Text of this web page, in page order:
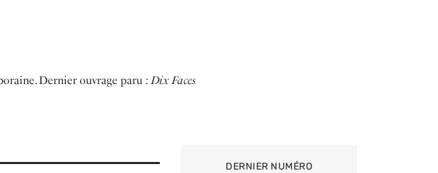
Dernier ouvrage paru :Dix Faces
DERNIER NUMÉRO